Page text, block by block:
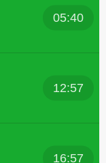
05:40
12:57
16:57